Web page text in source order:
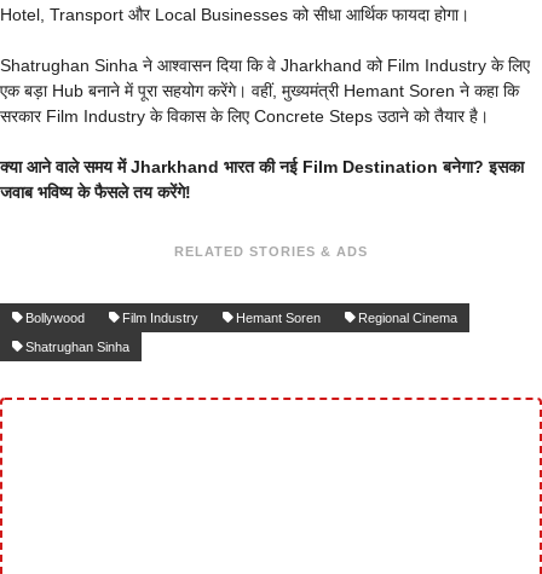
Hotel, Transport और Local Businesses को सीधा आर्थिक फायदा होगा।
Shatrughan Sinha ने आश्वासन दिया कि वे Jharkhand को Film Industry के लिए
एक बड़ा Hub बनाने में पूरा सहयोग करेंगे। वहीं, मुख्यमंत्री Hemant Soren ने कहा कि
सरकार Film Industry के विकास के लिए Concrete Steps उठाने को तैयार है।
क्या आने वाले समय में Jharkhand भारत की नई Film Destination बनेगा? इसका
जवाब भविष्य के फैसले तय करेंगे!
RELATED STORIES & ADS
Bollywood Film Industry Hemant Soren
Regional Cinema
Shatrughan Sinha